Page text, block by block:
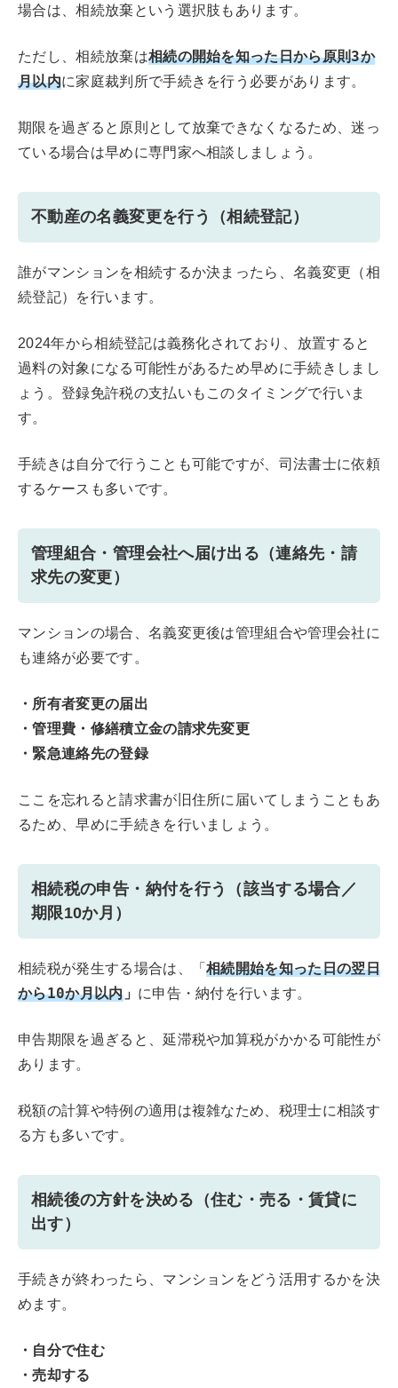
場合は、相続放棄という選択肢もあります。
ただし、相続放棄は相続の開始を知った日から原則3か
月以内に家庭裁判所で手続きを行う必要があります。
期限を過ぎると原則として放棄できなくなるため、迷っ
ている場合は早めに専門家へ相談しましょう。
不動産の名義変更を行う（相続登記）
誰がマンションを相続するか決まったら、名義変更（相
続登記）を行います。
2024年から相続登記は義務化されており、放置すると
過料の対象になる可能性があるため早めに手続きしまし
ょう。登録免許税の支払いもこのタイミングで行いま
す。
手続きは自分で行うことも可能ですが、司法書士に依頼
するケースも多いです。
管理組合・管理会社へ届け出る（連絡先・請
求先の変更）
マンションの場合、名義変更後は管理組合や管理会社に
も連絡が必要です。
・所有者変更の届出
・管理費・修繕積立金の請求先変更
・緊急連絡先の登録
ここを忘れると請求書が旧住所に届いてしまうこともあ
るため、早めに手続きを行いましょう。
相続税の申告・納付を行う（該当する場合／
期限10か月）
相続税が発生する場合は、「相続開始を知った日の翌日
から10か月以内」 に申告・納付を行います。
申告期限を過ぎると、延滞税や加算税がかかる可能性が
あります。
税額の計算や特例の適用は複雑なため、税理士に相談す
る方も多いです。
相続後の方針を決める（住む・売る・賃貸に
出す）
手続きが終わったら、マンションをどう活用するかを決
めます。
・自分で住む
・売却する